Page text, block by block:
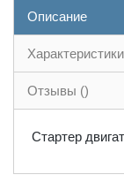
Описание
Характеристики
Отзывы ()
Стартер